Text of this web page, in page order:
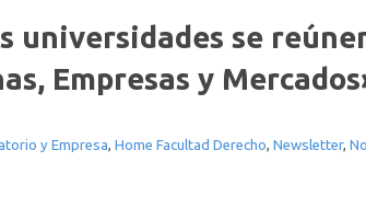
universidades se
Empresas y
y Empresa, Home Facultad Derecho, Newsletter,